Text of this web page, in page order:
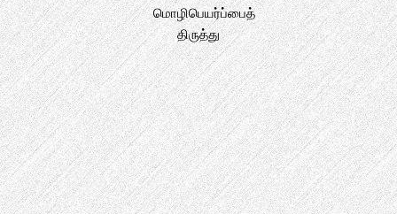
மொழிபெயர்ப்பைத்
திருத்து